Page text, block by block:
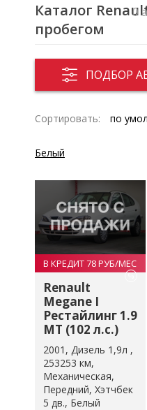
Каталог
пробегом
ПОДБОР
0
Сортировать:
Белый
В КРЕДИТ 78 РУБ/МЕС
%
Renault
Megane I
Рестайлинг 1.9
MT (102 л.с.)
2001 Дизель 1,9л
253253 км
Механическая
Передний Хэтчбек
5 дв. Белый